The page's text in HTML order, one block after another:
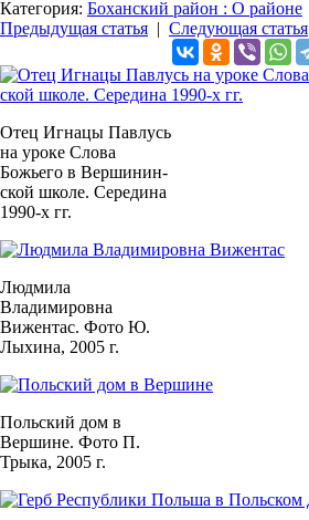
Категория: Боханский район : О районе
Предыдущая статья | Следующая статья
Отец Игнацы Павлусь
на уроке Слова
Божьего в Вершинин-
ской школе. Середина
1990-х гг.
Людмила
Владимировна
Вижентас. Фото Ю.
Лыхина, 2005 г.
Польский дом в
Вершине. Фото П.
Трыка, 2005 г.